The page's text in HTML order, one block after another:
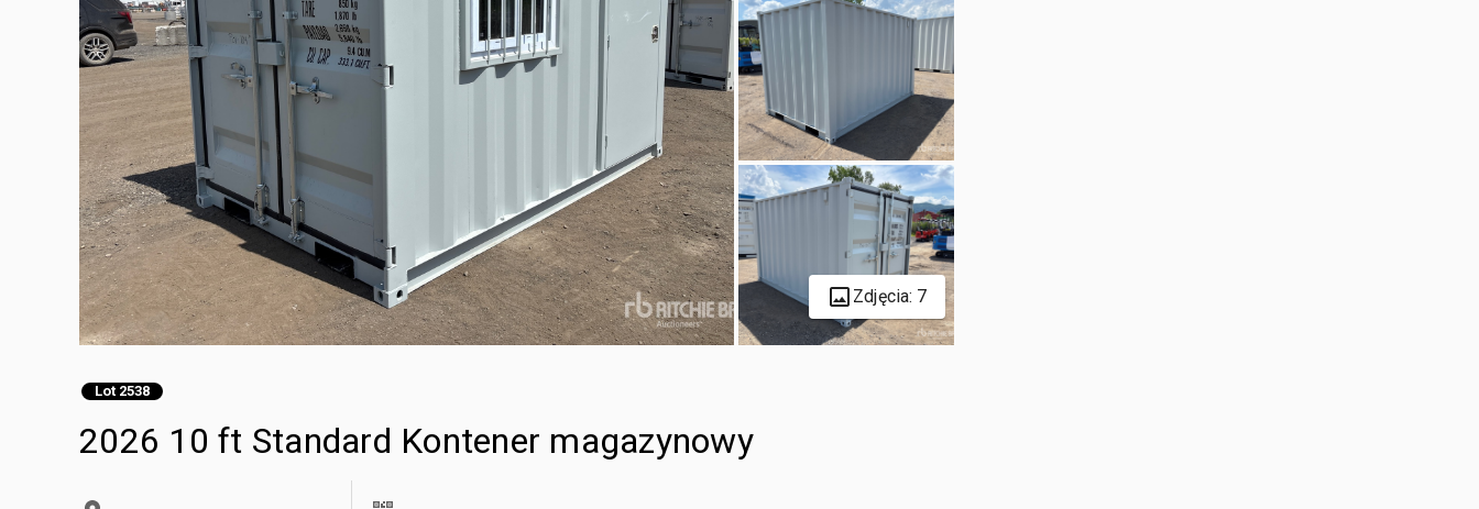
Zdjęcia: 7
Lot 2538
2026 10 ft Standard Kontener magazynowy